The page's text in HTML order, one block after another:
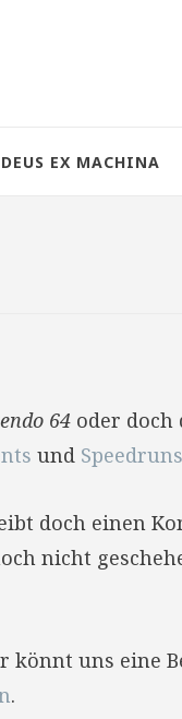
DEUS EX MACHINA
64 oder doch
und Speedruns
doch einen
nicht
könnt uns eine
.